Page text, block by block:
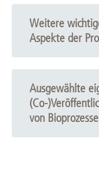
Weitere
Aspekte der
Elizabeth Lipke
University, US)
DASGIP-
Thermo Fisher
Thinking
Ausgewählte
(Co-
von
https://